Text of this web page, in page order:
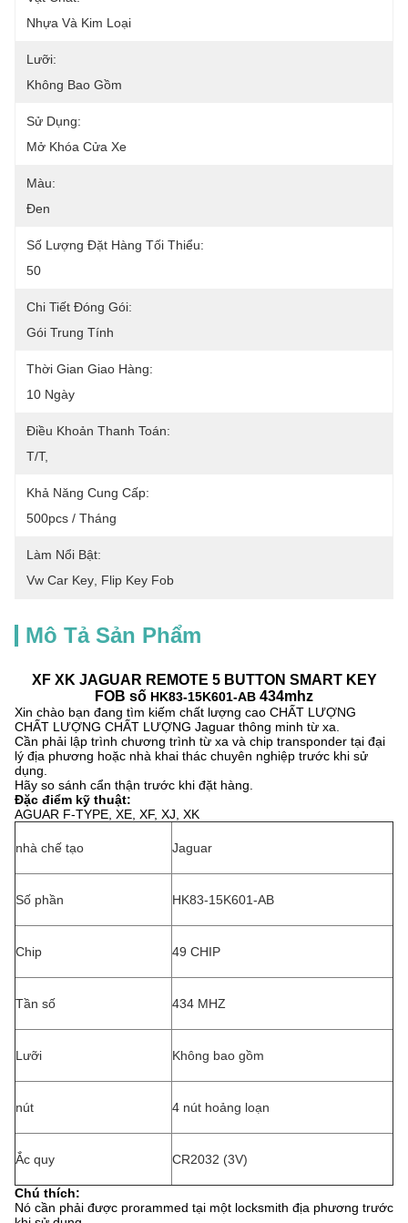
Nhựa Và Kim Loại
Lưỡi:
Không Bao Gồm
Sử Dụng:
Mở Khóa Cửa Xe
Màu:
Đen
Số Lượng Đặt Hàng Tối Thiểu:
50
Chi Tiết Đóng Gói:
Gói Trung Tính
Thời Gian Giao Hàng:
10 Ngày
Điều Khoản Thanh Toán:
T/T,
Khả Năng Cung Cấp:
500pcs / Tháng
Làm Nổi Bật:
Vw Car Key Flip Key Fob
Mô Tả Sản Phẩm
XF XK JAGUAR REMOTE 5 BUTTON SMART KEY
FOB số HK83-15K601-AB 434mhz
Xin chào bạn đang tìm kiếm chất lượng cao CHẤT LƯỢNG
CHẤT LƯỢNG CHẤT LƯỢNG Jaguar thông minh từ xa.
Cần phải lập trình chương trình từ xa và chip transponder tại đại
lý địa phương hoặc nhà khai thác chuyên nghiệp trước khi sử
dụng.
Hãy so sánh cẩn thận trước khi đặt hàng.
Đặc điểm kỹ thuật:
AGUAR F-TYPE, XE, XF, XJ, XK
nhà chế tạo Jaguar
Số phần HK83-15K601-AB
Chip 49 CHIP
Tần số 434 MHZ
Lưỡi Không bao gồm
nút 4 nút hoảng loạn
Ắc quy CR2032 (3V)
Chú thích:
Nó cần phải được prorammed tại một locksmith địa phương trước